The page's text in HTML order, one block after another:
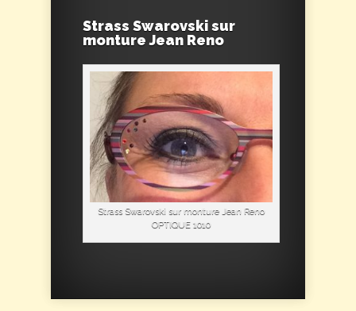
Strass Swarovski sur
monture Jean Reno
Strass Swarovski sur monture Jean Reno
OPTIQUE 1010